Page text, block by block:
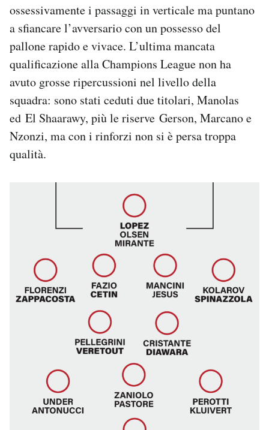
ossessivamente i passaggi in verticale ma puntano
a sfiancare l’avversario con un possesso del
pallone rapido e vivace. L’ultima mancata
qualificazione alla Champions League non ha
avuto grosse ripercussioni nel livello della
squadra: sono stati ceduti due titolari, Manolas
ed El Shaarawy, più le riserve Gerson, Marcano e
Nzonzi, ma con i rinforzi non si è persa troppa
qualità.